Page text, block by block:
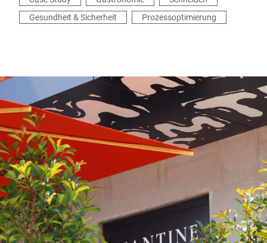
Gesundheit & Sicherheit
Prozessoptimierung